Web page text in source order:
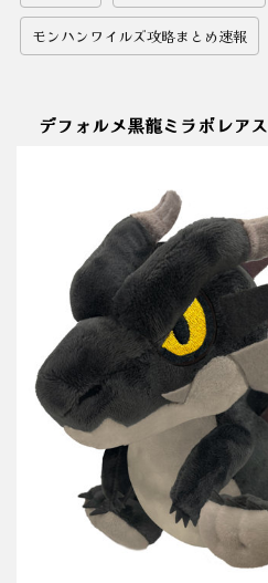
モンハンワイルズ攻略まとめ速報
デフォルメ黒龍ミラボレアス